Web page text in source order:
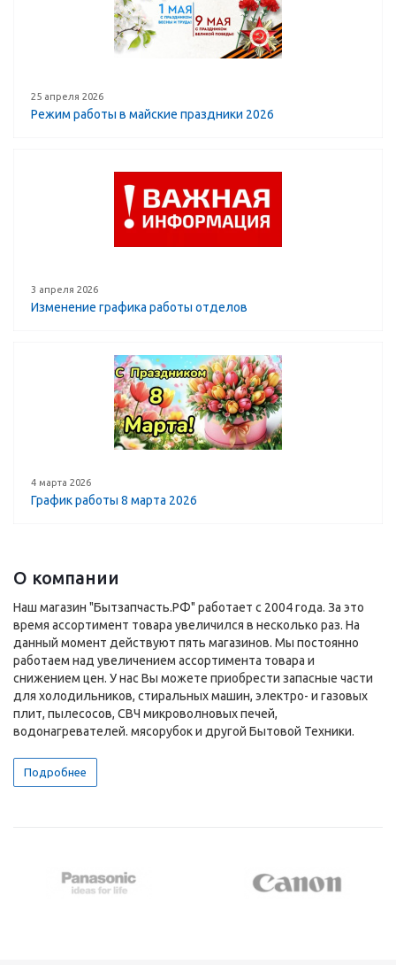
25 апреля 2026
Режим работы в майские праздники 2026
3 апреля 2026
Изменение графика работы отделов
4 марта 2026
График работы 8 марта 2026
О компании
Наш магазин "Бытзапчасть.РФ" работает с 2004 года. За это
время ассортимент товара увеличился в несколько раз. На
данный момент действуют пять магазинов. Мы постоянно
работаем над увеличением ассортимента товара и
снижением цен. У нас Вы можете приобрести запасные части
для холодильников, стиральных машин, электро- и газовых
плит, пылесосов, СВЧ микроволновых печей,
водонагревателей. мясорубок и другой Бытовой Техники.
Подробнее